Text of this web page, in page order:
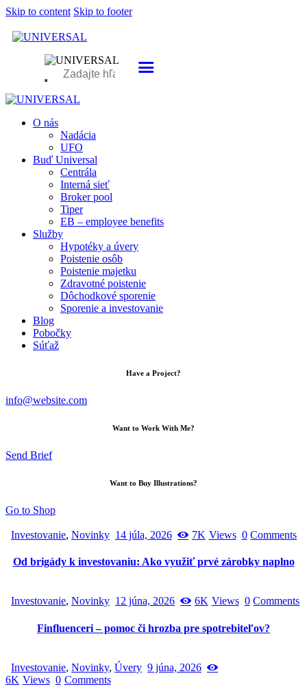
Skip to content Skip to footer
O nás
Nadácia
UFO
Buď Universal
Centrála
Interná sieť
Broker pool
Tiper
EB – employee benefits
Služby
Hypotéky a úvery
Poistenie osôb
Poistenie majetku
Zdravotné poistenie
Dôchodkové sporenie
Sporenie a investovanie
Blog
Pobočky
Súťaž
Have a Project?
info@website.com
Want to Work With Me?
Send Brief
Want to Buy Illustrations?
Go to Shop
Investovanie, Novinky 14 júla, 2026 7K Views 0 Comments
Od brigády k investovaniu: Ako využiť prvé zárobky naplno
Investovanie, Novinky 12 júna, 2026 6K Views 0 Comments
Finfluenceri – pomoc či hrozba pre spotrebiteľov?
Investovanie, Novinky, Úvery 9 júna, 2026
6K Views 0 Comments